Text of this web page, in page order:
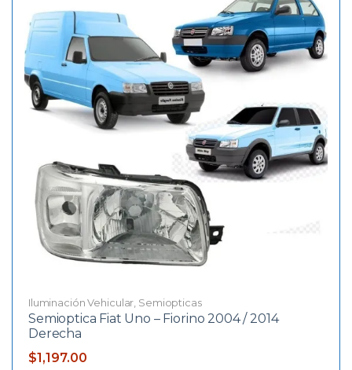
Iluminación Vehicular Semiopticas
Semioptica Fiat Uno – Fiorino 2004 / 2014
Derecha
$1,197.00